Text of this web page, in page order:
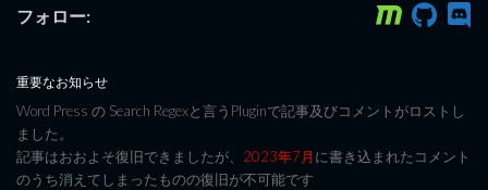
フォロー:
重要なお知らせ
Word Press の Search Regexと言うPluginで記事及びコメントがロストし
ました。
記事はおおよそ復旧できましたが、 2023年7月に書き込まれたコメント
のうち消えてしまったものの復旧が不可能です